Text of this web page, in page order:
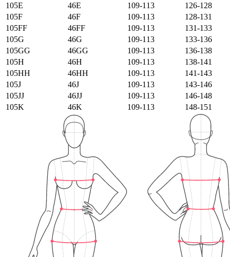
105E
46E 109-113
126-128
105F
46F 109-113
128-131
105FF
46FF 109-113
131-133
105G
46G 109-113
133-136
105GG
46GG 109-113
136-138
105H
46H 109-113
138-141
105HH
46HH 109-113
141-143
105J
46J 109-113
143-146
105JJ
46JJ 109-113
146-148
105K
46K 109-113 148-151